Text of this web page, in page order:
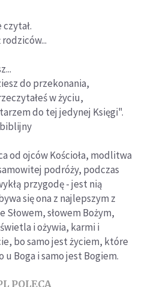
do przekonania,
w życiu,
do tej jedynej Księgi".
od ojców Kościoła, modlitwa
podróży, podczas
przygodę - jest nią
się ona z najlepszym z
słowem Bożym,
i ożywia, karmi i
bo samo jest życiem, które
Boga i samo jest Bogiem.
POLECA